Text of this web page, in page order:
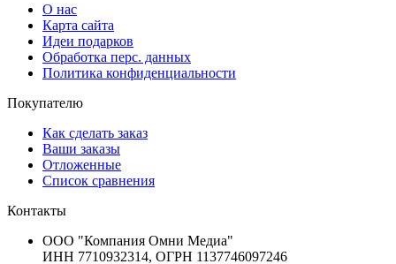
О нас
Карта сайта
Идеи подарков
Обработка перс. данных
Политика конфиденциальности
Покупателю
Как сделать заказ
Ваши заказы
Отложенные
Список сравнения
Контакты
ООО "Компания Омни Медиа"
ИНН 7710932314, ОГРН 1137746097246